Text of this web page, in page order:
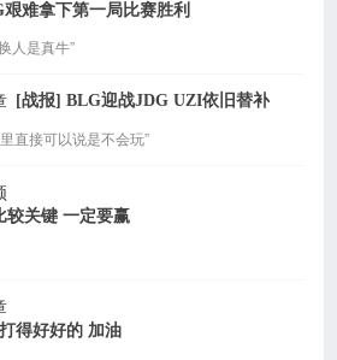
难拿下第一局比赛胜利
人是真牛”
[战报] BLG迎战JDG UZI依旧替补
直接可以说是不会玩”
较关键 一定要赢
得好好的 加油